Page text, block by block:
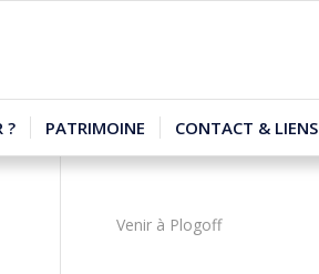
? PATRIMOINE CONTACT & LIENS
Venir à Plogoff